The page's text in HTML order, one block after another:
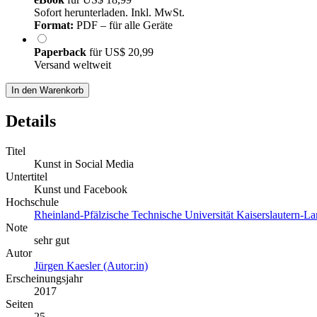
Sofort herunterladen. Inkl. MwSt.
Format: PDF – für alle Geräte
Paperback fürUS$ 20,99
Versand weltweit
In den Warenkorb
Details
Titel
Kunst in Social Media
Untertitel
Kunst und Facebook
Hochschule
Rheinland-Pfälzische Technische Universität Kaiserslautern-
Note
sehr gut
Autor
Jürgen Kaesler (Autor:in)
Erscheinungsjahr
2017
Seiten